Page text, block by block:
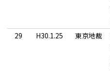
29
H30.1.25 東京地裁